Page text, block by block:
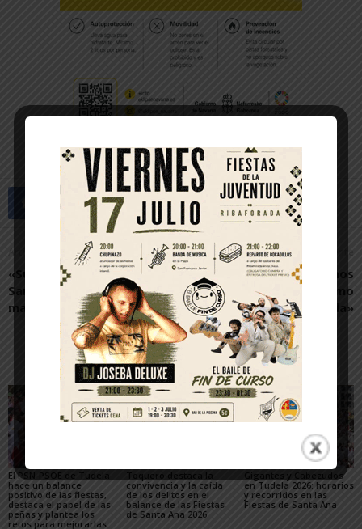
Artículo anterior
«Suspender la Semana
Santa de Corella es un
mazazo»
Artículo siguiente
«Han llegado a pedirnos
una copa de coñac, cómo
si no pasara nada»
Artículos relacionados Más del autor
El PSN-PSOE de Tudela
hace un balance
positivo de las fiestas,
destaca el papel de las
peñas y plantea los
retos para mejorarlas
Toquero destaca la
convivencia y la caída
de los delitos en el
balance de las Fiestas
de Santa Ana 2026
Gigantes y Cabezudos
en Tudela 2026: horarios
y recorridos en las
Fiestas de Santa Ana